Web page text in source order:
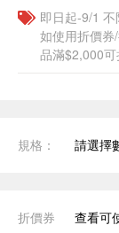
即日起-9/1
如使用折價券
品滿$2,000
規格： 請選擇
折價券 查看可